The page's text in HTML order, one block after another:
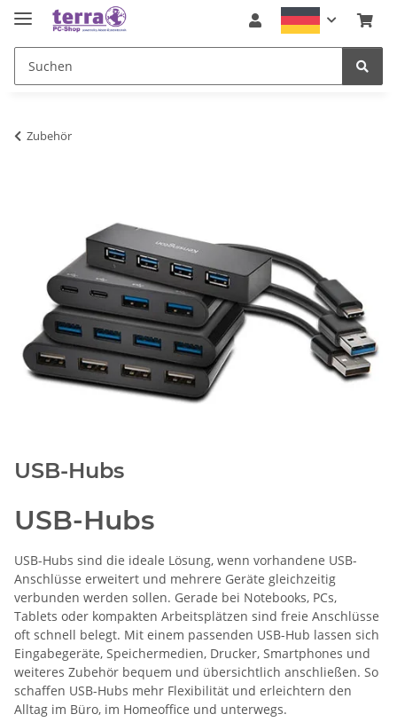
Zubehör
USB-Hubs
USB-Hubs
USB-Hubs sind die ideale Lösung, wenn vorhandene USB-
Anschlüsse erweitert und mehrere Geräte gleichzeitig
verbunden werden sollen. Gerade bei Notebooks, PCs,
Tablets oder kompakten Arbeitsplätzen sind freie Anschlüsse
oft schnell belegt. Mit einem passenden USB-Hub lassen sich
Eingabegeräte, Speichermedien, Drucker, Smartphones und
weiteres Zubehör bequem und übersichtlich anschließen. So
schaffen USB-Hubs mehr Flexibilität und erleichtern den
Alltag im Büro, im Homeoffice und unterwegs.